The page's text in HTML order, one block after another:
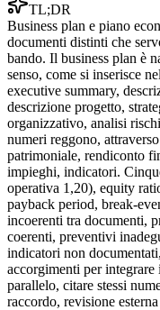
TL;DR
Business plan e piano
documenti distinti che
bando. Il business plan è
senso, come si inserisce
executive summary,
descrizione progetto,
organizzativo, analisi
numeri reggono,
patrimoniale, rendiconto
impieghi, indicatori.
operativa 1,20), equity
payback period, break-
incoerenti tra documenti,
coerenti, preventivi
indicatori non
accorgimenti per
parallelo, citare stessi
raccordo, revisione